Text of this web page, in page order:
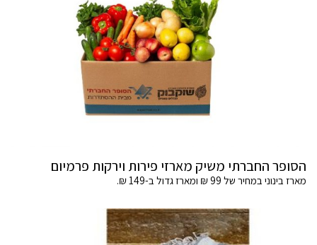
הסופר החברתי משיק מארזי פירות וירקות פרמיום
מארז בינוני במחיר של 99 ₪ ומארז גדול ב-149 ₪.